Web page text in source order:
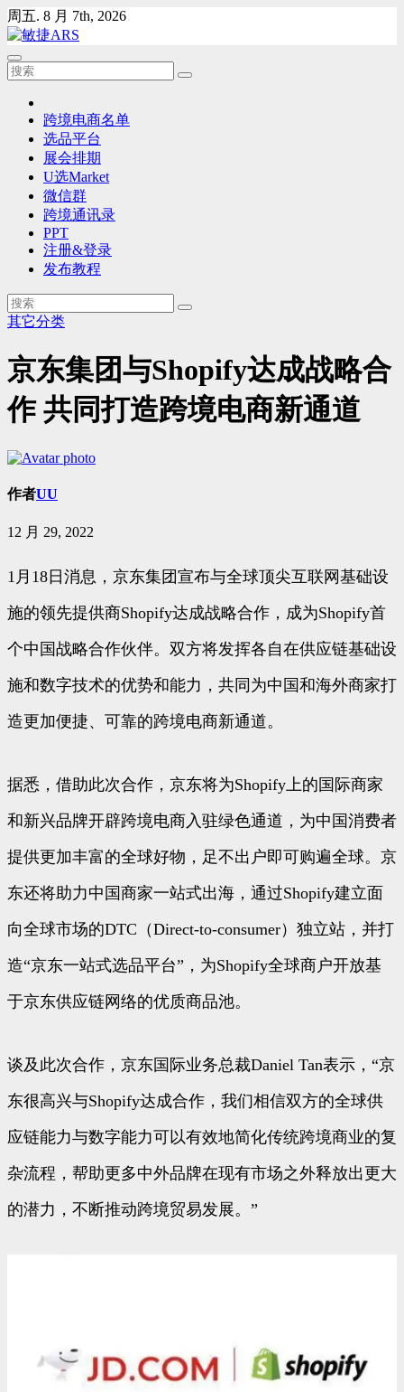
Skip
to
content
周五. 8 月 7th, 2026
跨境电商名单
选品平台
展会排期
U选Market
微信群
跨境通讯录
PPT
注册&登录
发布教程
其它分类
京东集团与Shopify达成战略合
作 共同打造跨境电商新通道
作者UU
12 月 29, 2022
1月18日消息，京东集团宣布与全球顶尖互联网基础设
施的领先提供商Shopify达成战略合作，成为Shopify首
个中国战略合作伙伴。双方将发挥各自在供应链基础设
施和数字技术的优势和能力，共同为中国和海外商家打
造更加便捷、可靠的跨境电商新通道。
据悉，借助此次合作，京东将为Shopify上的国际商家
和新兴品牌开辟跨境电商入驻绿色通道，为中国消费者
提供更加丰富的全球好物，足不出户即可购遍全球。京
东还将助力中国商家一站式出海，通过Shopify建立面
向全球市场的DTC（Direct-to-consumer）独立站，并打
造“京东一站式选品平台”，为Shopify全球商户开放基
于京东供应链网络的优质商品池。
谈及此次合作，京东国际业务总裁Daniel Tan表示，“京
东很高兴与Shopify达成合作，我们相信双方的全球供
应链能力与数字能力可以有效地简化传统跨境商业的复
杂流程，帮助更多中外品牌在现有市场之外释放出更大
的潜力，不断推动跨境贸易发展。”